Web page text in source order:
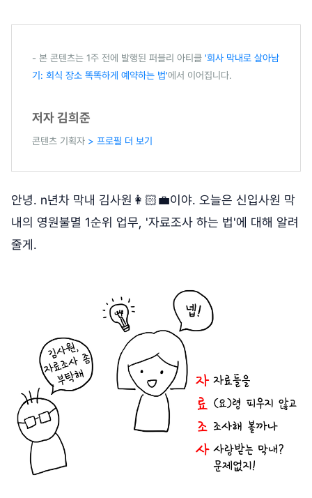
- 본 콘텐츠는 1주 전에 발행된 퍼블리 아티클 '회사 막내로 살아남
기: 회식 장소 똑똑하게 예약하는 법'에서 이어집니다.
저자 김희준
콘텐츠 기획자 > 프로필 더 보기
안녕. n년차 막내 김사원👩🏻‍💼이야. 오늘은 신입사원 막
내의 영원불멸 1순위 업무, '자료조사 하는 법'에 대해 알려
줄게.